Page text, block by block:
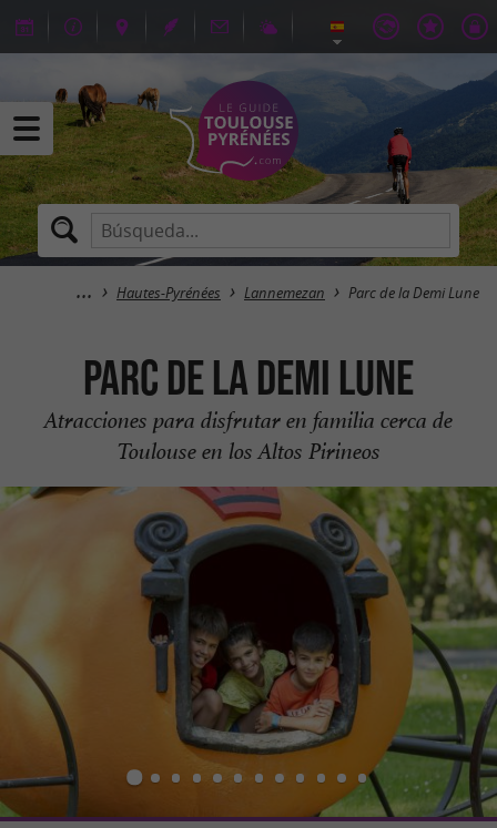
Hautes-Pyrénées Lannemezan Parc de la Demi Lune
Parc de la Demi Lune
Atracciones para disfrutar en familia cerca de
Toulouse en los Altos Pirineos